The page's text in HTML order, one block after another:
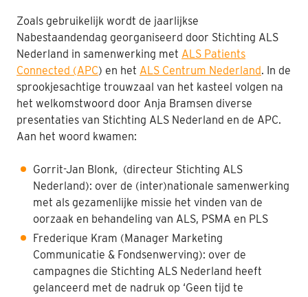
Zoals gebruikelijk wordt de jaarlijkse
Nabestaandendag georganiseerd door Stichting ALS
Nederland in samenwerking met ALS Patients
Connected (APC) en het ALS Centrum Nederland. In de
sprookjesachtige trouwzaal van het kasteel volgen na
het welkomstwoord door Anja Bramsen diverse
presentaties van Stichting ALS Nederland en de APC.
Aan het woord kwamen:
Gorrit-Jan Blonk, (directeur Stichting ALS
Nederland): over de (inter)nationale samenwerking
met als gezamenlijke missie het vinden van de
oorzaak en behandeling van ALS, PSMA en PLS
Frederique Kram (Manager Marketing
Communicatie & Fondsenwerving): over de
campagnes die Stichting ALS Nederland heeft
gelanceerd met de nadruk op ‘Geen tijd te